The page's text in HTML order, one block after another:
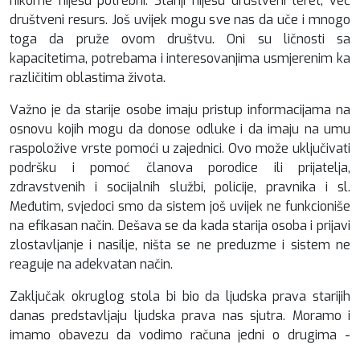
društveni resurs. Još uvijek mogu sve nas da uče i mnogo
toga da pruže ovom društvu. Oni su ličnosti sa
kapacitetima, potrebama i interesovanjima usmjerenim ka
različitim oblastima života.
Važno je da starije osobe imaju pristup informacijama na
osnovu kojih mogu da donose odluke i da imaju na umu
raspoložive vrste pomoći u zajednici. Ovo može uključivati
podršku i pomoć članova porodice ili prijatelja,
zdravstvenih i socijalnih službi, policije, pravnika i sl.
Međutim, svjedoci smo da sistem još uvijek ne funkcioniše
na efikasan način. Dešava se da kada starija osoba i prijavi
zlostavljanje i nasilje, ništa se ne preduzme i sistem ne
reaguje na adekvatan način.
Zaključak okruglog stola bi bio da ljudska prava starijih
danas predstavljaju ljudska prava nas sjutra. Moramo i
imamo obavezu da vodimo računa jedni o drugima -